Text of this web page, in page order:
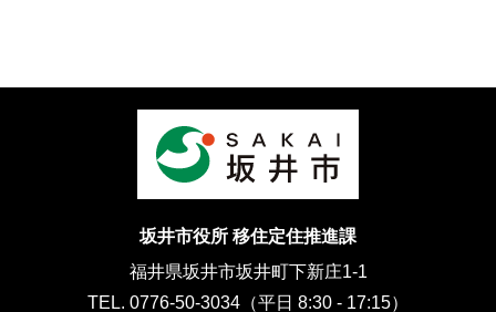
坂井市役所 移住定住推進課
福井県坂井市坂井町下新庄1-1
TEL. 0776-50-3034（平日 8:30 - 17:15）